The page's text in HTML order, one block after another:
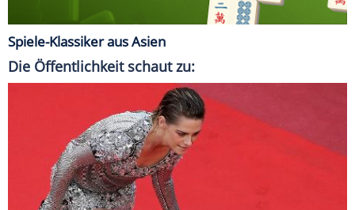
Spiele-Klassiker aus Asien
Die Öffentlichkeit schaut zu: